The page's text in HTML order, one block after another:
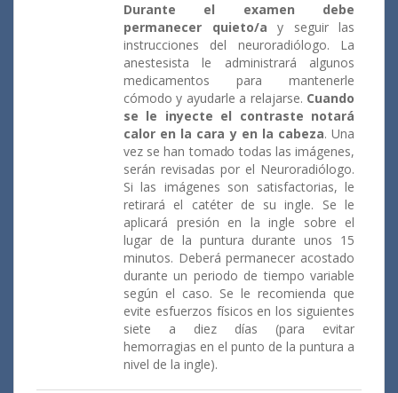
Durante el examen
debe
permanecer quieto/a y seguir las
instrucciones del neuroradiólogo. La
anestesista le administrará algunos
medicamentos para mantenerle
cómodo y ayudarle a relajarse. Cuando
se le inyecte el contraste notará
calor en la cara y en la cabeza. Una
vez se han tomado todas las imágenes,
serán revisadas por el Neuroradiólogo.
Si las imágenes son satisfactorias, le
retirará el catéter de su ingle. Se le
aplicará presión en la ingle sobre el
lugar de la puntura durante unos 15
minutos. Deberá permanecer acostado
durante un periodo de tiempo variable
según el caso. Se le recomienda que
evite esfuerzos físicos en los siguientes
siete a diez días (para evitar
hemorragias en el punto de la puntura a
nivel de la ingle).